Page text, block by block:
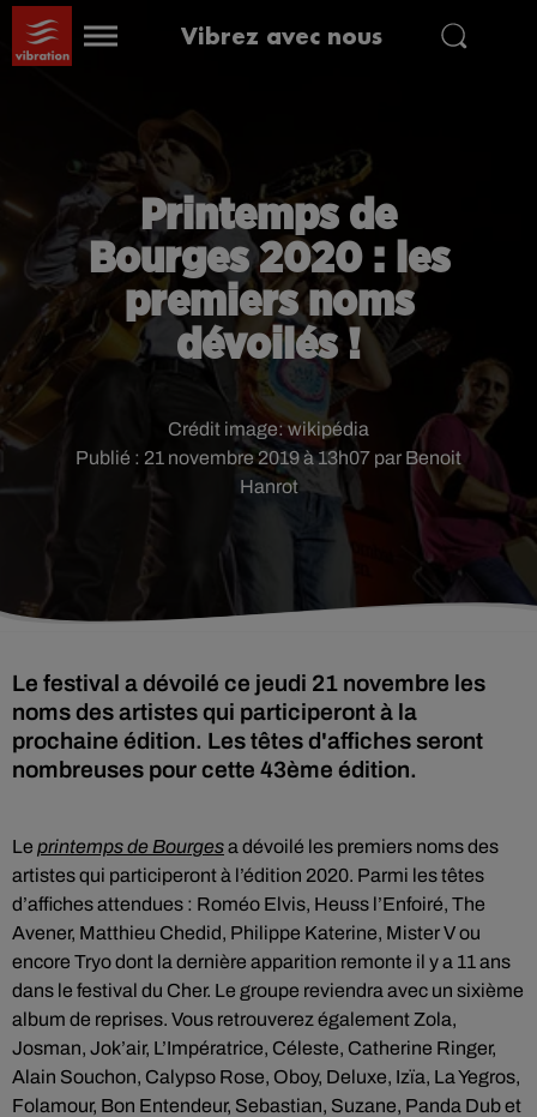
Vibrez avec nous
Printemps de
Bourges 2020 : les
premiers noms
dévoilés !
Publié : 21 novembre 2019 à 13h07 par Benoit
Hanrot
Crédit image: wikipédia
Le festival a dévoilé ce jeudi 21 novembre les
noms des artistes qui participeront à la
prochaine édition. Les têtes d'affiches seront
nombreuses pour cette 43ème édition.
Le printemps de Bourgesa dévoilé les premiers noms des
artistes qui participeront à l’édition 2020. Parmi les têtes
d’affiches attendues : Roméo Elvis, Heuss l’Enfoiré, The
Avener, Matthieu Chedid, Philippe Katerine, Mister V ou
encore Tryo dont la dernière apparition remonte il y a 11 ans
dans le festival du Cher. Le groupe reviendra avec un sixième
album de reprises. Vous retrouverez également Zola,
Josman, Jok’air, L’Impératrice, Céleste, Catherine Ringer,
Alain Souchon, Calypso Rose, Oboy, Deluxe, Izïa, La Yegros,
Folamour, Bon Entendeur, Sebastian, Suzane, Panda Dub et